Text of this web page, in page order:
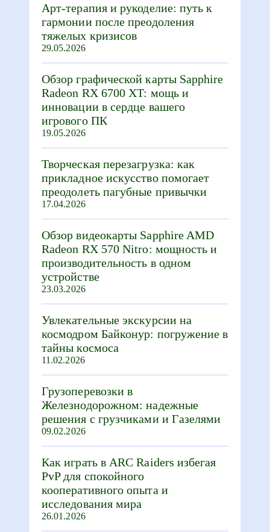
Арт-терапия и рукоделие: путь к
гармонии после преодоления
тяжелых кризисов
29.05.2026
Обзор графической карты Sapphire
Radeon RX 6700 XT: мощь и
инновации в сердце вашего
игрового ПК
19.05.2026
Творческая перезагрузка: как
прикладное искусство помогает
преодолеть пагубные привычки
17.04.2026
Обзор видеокарты Sapphire AMD
Radeon RX 570 Nitro: мощность и
производительность в одном
устройстве
23.03.2026
Увлекательные экскурсии на
космодром Байконур: погружение в
тайны космоса
11.02.2026
Грузоперевозки в
Железнодорожном: надежные
решения с грузчиками и Газелями
09.02.2026
Как играть в ARC Raiders избегая
PvP для спокойного
кооперативного опыта и
исследования мира
26.01.2026